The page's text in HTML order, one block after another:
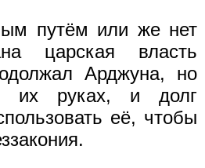
путём или же нет
царская власть
Арджуна, но
их руках, и долг
её, чтобы